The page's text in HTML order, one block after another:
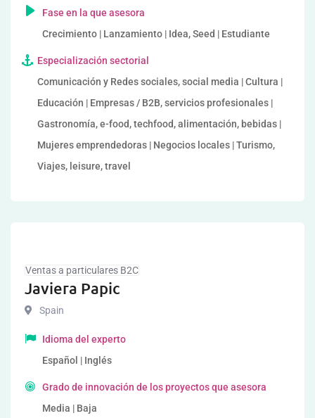
Fase en la que asesora
Crecimiento | Lanzamiento | Idea, Seed | Estudiante
Especialización sectorial
Comunicación y Redes sociales, social media | Cultura |
Educación | Empresas / B2B, servicios profesionales |
Gastronomía, e-food, techfood, alimentación, bebidas |
Mujeres emprendedoras | Negocios locales | Turismo,
Viajes, leisure, travel
Ventas a particulares B2C
Javiera Papic
Spain
Idioma del experto
Español | Inglés
Grado de innovación de los proyectos que asesora
Media | Baja